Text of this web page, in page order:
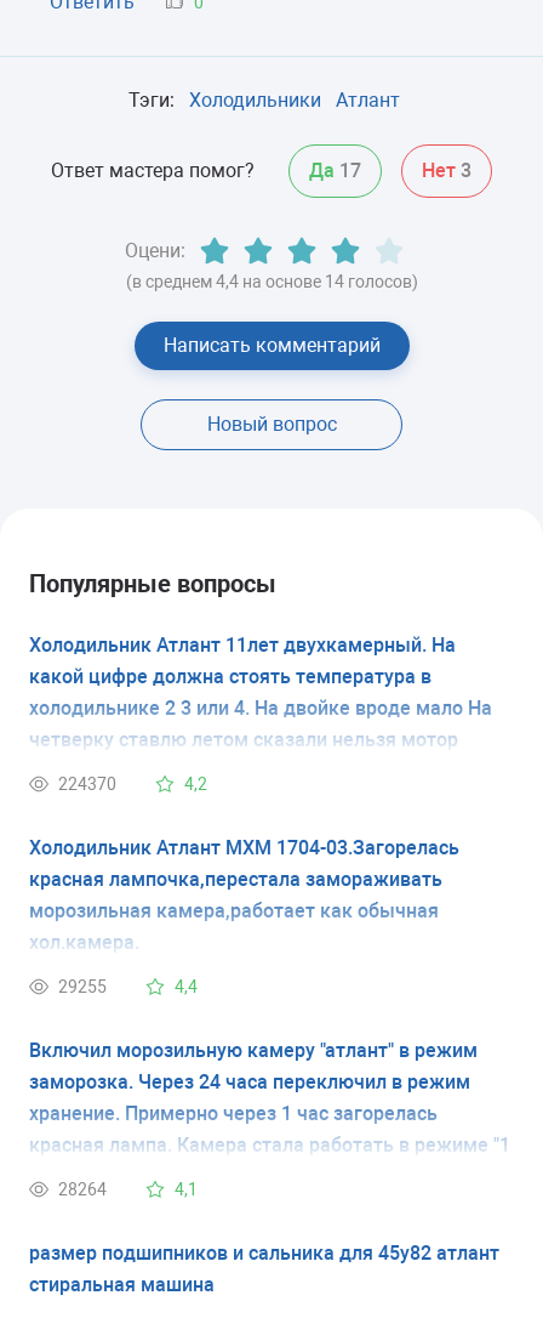
Тэги: Холодильники Атлант
Ответ мастера помог? Да 17 Нет 3
Оцени:
(в среднем 4,4 на основе 14 голосов)
Написать комментарий
Новый вопрос
Популярные вопросы
Холодильник Атлант 11лет двухкамерный. На
какой цифре должна стоять температура в
холодильнике 2 3 или 4. На двойке вроде мало На
четверку ставлю летом сказали нельзя мотор
испортится
224370 4,2
Холодильник Атлант МХМ 1704-03.Загорелась
красная лампочка,перестала замораживать
морозильная камера,работает как обычная
хол.камера.
29255 4,4
Включил морозильную камеру "атлант" в режим
заморозка. Через 24 часа переключил в режим
хранение. Примерно через 1 час загорелась
красная лампа. Камера стала работать в режиме "1
минуту работает, 5 минут нет" и так постоянно, при
28264 4,1
размер подшипников и сальника для 45у82 атлант
стиральная машина